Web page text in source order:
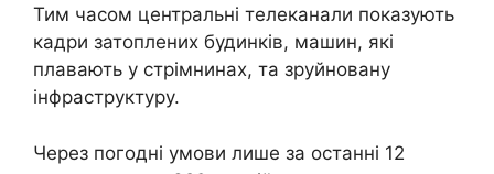
Тим часом центральні телеканали показують
кадри затоплених будинків, машин, які
плавають у стрімнинах, та зруйновану
інфраструктуру.
Через погодні умови лише за останні 12